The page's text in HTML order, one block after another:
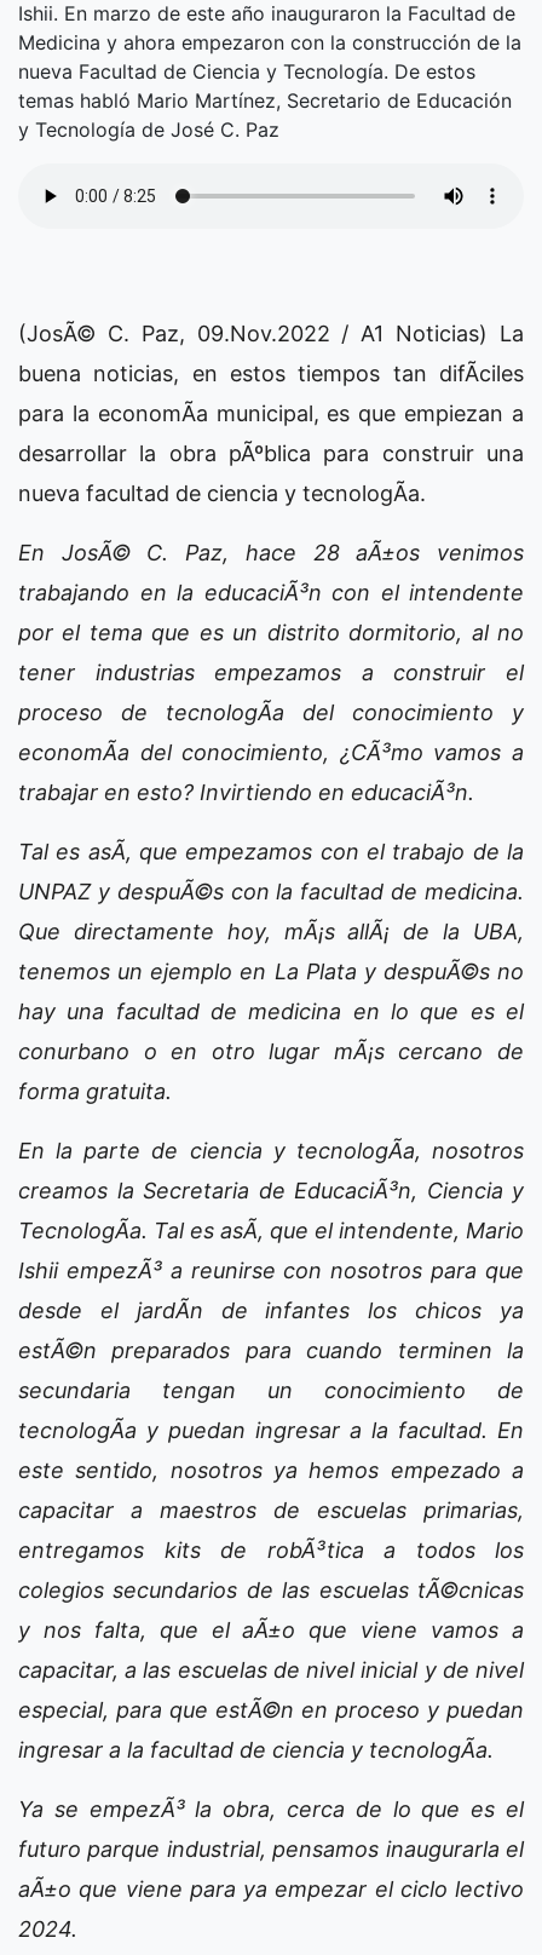
Ishii. En marzo de este año inauguraron la Facultad de
Medicina y ahora empezaron con la construcción de la
nueva Facultad de Ciencia y Tecnología. De estos
temas habló Mario Martínez, Secretario de Educación
y Tecnología de José C. Paz
(JosÃ© C. Paz, 09.Nov.2022 / A1 Noticias) La
buena noticias, en estos tiempos tan difÃ­ciles
para la economÃ­a municipal, es que empiezan a
desarrollar la obra pÃºblica para construir una
nueva facultad de ciencia y tecnologÃ­a.
En JosÃ© C. Paz, hace 28 aÃ±os venimos
trabajando en la educaciÃ³n con el intendente
por el tema que es un distrito dormitorio, al no
tener industrias empezamos a construir el
proceso de tecnologÃ­a del conocimiento y
economÃ­a del conocimiento, ¿CÃ³mo vamos a
trabajar en esto? Invirtiendo en educaciÃ³n.
Tal es asÃ­, que empezamos con el trabajo de la
UNPAZ y despuÃ©s con la facultad de medicina.
Que directamente hoy, mÃ¡s allÃ¡ de la UBA,
tenemos un ejemplo en La Plata y despuÃ©s no
hay una facultad de medicina en lo que es el
conurbano o en otro lugar mÃ¡s cercano de
forma gratuita.
En la parte de ciencia y tecnologÃ­a, nosotros
creamos la Secretaria de EducaciÃ³n, Ciencia y
TecnologÃ­a. Tal es asÃ­, que el intendente, Mario
Ishii empezÃ³ a reunirse con nosotros para que
desde el jardÃ­n de infantes los chicos ya
estÃ©n preparados para cuando terminen la
secundaria tengan un conocimiento de
tecnologÃ­a y puedan ingresar a la facultad. En
este sentido, nosotros ya hemos empezado a
capacitar a maestros de escuelas primarias,
entregamos kits de robÃ³tica a todos los
colegios secundarios de las escuelas tÃ©cnicas
y nos falta, que el aÃ±o que viene vamos a
capacitar, a las escuelas de nivel inicial y de nivel
especial, para que estÃ©n en proceso y puedan
ingresar a la facultad de ciencia y tecnologÃ­a.
Ya se empezÃ³ la obra, cerca de lo que es el
futuro parque industrial, pensamos inaugurarla el
aÃ±o que viene para ya empezar el ciclo lectivo
2024.